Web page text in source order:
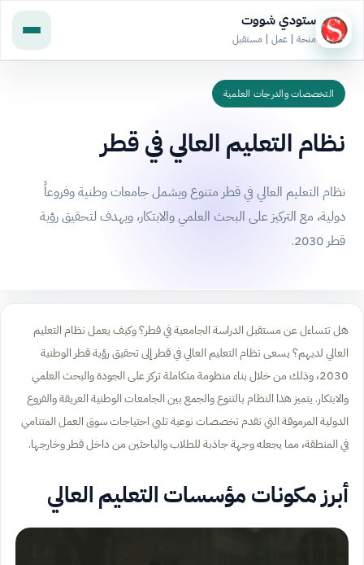
ستودي شووت
منحة | عمل | مستقبل
التخصصات والدرجات العلمية
نظام التعليم العالي في قطر
نظام التعليم العالي في قطر متنوع ويشمل جامعات وطنية وفروعاً
دولية، مع التركيز على البحث العلمي والابتكار، ويهدف لتحقيق رؤية
قطر 2030.
هل تتساءل عن مستقبل الدراسة الجامعية في قطر؟ وكيف يعمل نظام التعليم
العالي لديهم؟ يسعى نظام التعليم العالي في قطر إلى تحقيق رؤية قطر الوطنية
2030، وذلك من خلال بناء منظومة متكاملة تركز على الجودة والبحث العلمي
والابتكار. يتميز هذا النظام بالتنوع والجمع بين الجامعات الوطنية العريقة والفروع
الدولية المرموقة التي تقدم تخصصات نوعية تلبي احتياجات سوق العمل المتنامي
في المنطقة، مما يجعله وجهة جاذبة للطلاب والباحثين من داخل قطر وخارجها.
أبرز مكونات مؤسسات التعليم العالي